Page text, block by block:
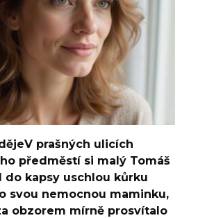
prašných ulicích
předměstí si malý Tomáš
do kapsy uschlou kůrku
svou nemocnou maminku,
obzorem mírně prosvítalo